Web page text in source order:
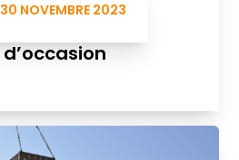
30 NOVEMBRE 2023